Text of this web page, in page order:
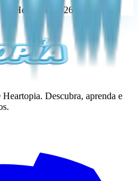
Heartopia 2026.
Descubra, aprenda e